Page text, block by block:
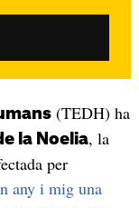
(TEDH) ha
la Noelia, la
per
any i mig una